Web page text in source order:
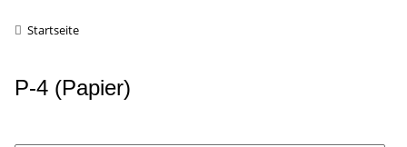
Startseite
P-4 (Papier)